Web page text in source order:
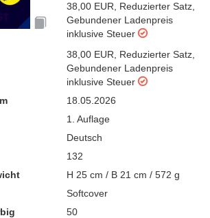
38,00 EUR
Reduzierter Satz
Gebundener Ladenpreis
inklusive Steuer
38,00 EUR Reduzierter Satz
Gebundener Ladenpreis
inklusive Steuer
18.05.2026
1. Auflage
Deutsch
132
H 25 cm / B 21 cm / 572 g
Softcover
50